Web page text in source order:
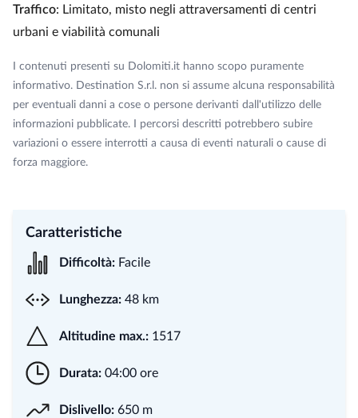
Traffico: Limitato, misto negli attraversamenti di centri
urbani e viabilità comunali
I contenuti presenti su Dolomiti.it hanno scopo puramente
informativo. Destination S.r.l. non si assume alcuna responsabilità
per eventuali danni a cose o persone derivanti dall'utilizzo delle
informazioni pubblicate. I percorsi descritti potrebbero subire
variazioni o essere interrotti a causa di eventi naturali o cause di
forza maggiore.
Caratteristiche
Difficoltà: Facile
Lunghezza: 48 km
Altitudine max.: 1517
Durata: 04:00 ore
Dislivello: 650 m